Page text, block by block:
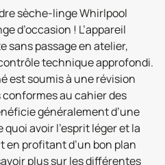
sèche-linge Whirlpool
d’occasion ! L’appareil
sans passage en atelier,
technique approfondi.
est soumis à une révision
au cahier des
généralement d’une
avoir l’esprit léger et la
profitant d’un bon plan
plus sur les différentes